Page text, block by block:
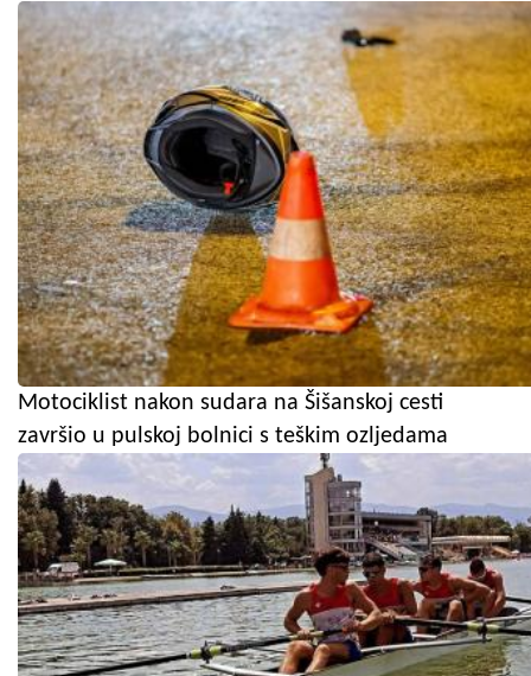
Motociklist nakon sudara na Šišanskoj cesti
završio u pulskoj bolnici s teškim ozljedama